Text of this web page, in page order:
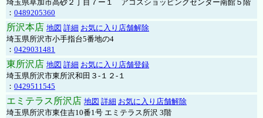
埼玉県草加市高砂２丁目７ー１ アコスショッピングセンター南館５階
： 0489205360
所沢本店 地図 詳細 お気に入り店舗解除
埼玉県所沢市小手指台5番地の4
： 0429031481
東所沢店 地図 詳細 お気に入り店舗登録
埼玉県所沢市東所沢和田３-１２-１
： 0429511545
エミテラス所沢店 地図 詳細 お気に入り店舗解除
埼玉県所沢市東住吉10番1号 エミテラス所沢 3階